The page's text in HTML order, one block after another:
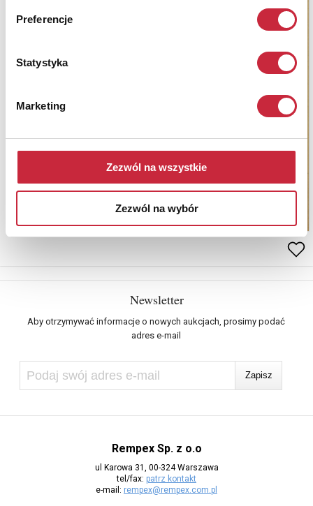
Preferencje
Statystyka
Marketing
Zezwól na wszystkie
Zezwól na wybór
Newsletter
Aby otrzymywać informacje o nowych aukcjach, prosimy podać
adres e-mail
Rempex Sp. z o.o
ul Karowa 31, 00-324 Warszawa
tel/fax: patrz kontakt
e-mail: rempex@rempex.com.pl